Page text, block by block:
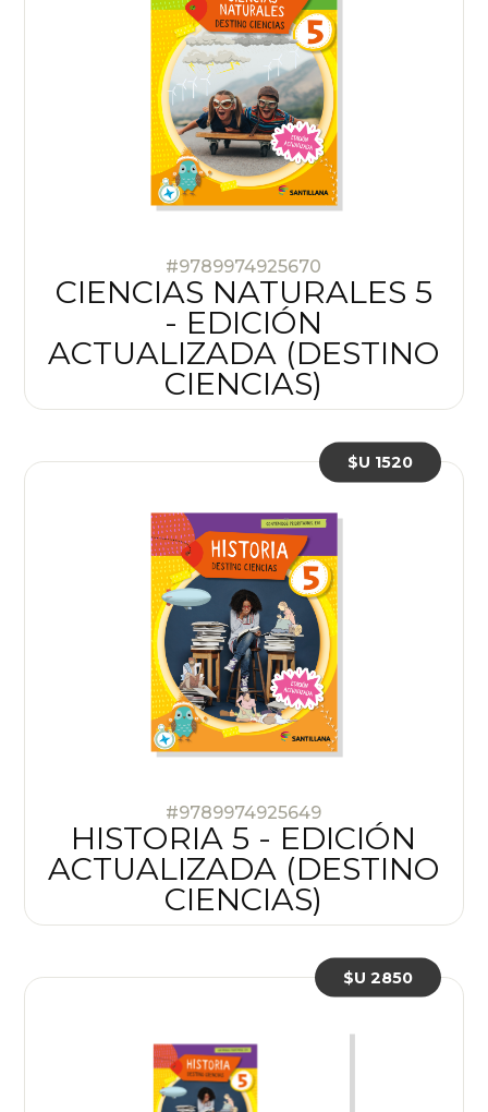
#9789974925670
CIENCIAS NATURALES 5
- EDICIÓN
ACTUALIZADA (DESTINO
CIENCIAS)
#9789974925649
HISTORIA 5 - EDICIÓN
ACTUALIZADA (DESTINO
CIENCIAS)
$U 1520
$U 2850